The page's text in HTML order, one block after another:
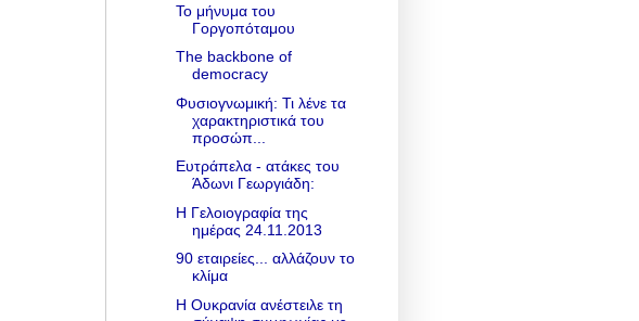
Το μήνυμα του
Γοργοπόταμου
The backbone of
democracy
Φυσιογνωμική: Τι λένε τα
χαρακτηριστικά του
προσώπ...
Ευτράπελα - ατάκες του
Άδωνι Γεωργιάδη:
Η Γελοιογραφία της
ημέρας 24.11.2013
90 εταιρείες... αλλάζουν το
κλίμα
Η Ουκρανία ανέστειλε τη